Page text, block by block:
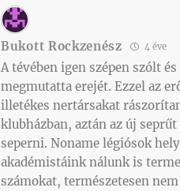
Bukott Rockzenész 4 éve
A tévében igen szépen szólt
megmutatta erejét. Ezzel az
illetékes nertársakat
klubházban, aztán az új
seperni. Noname légiósok
akadémistáink nálunk is
számokat, természetesen